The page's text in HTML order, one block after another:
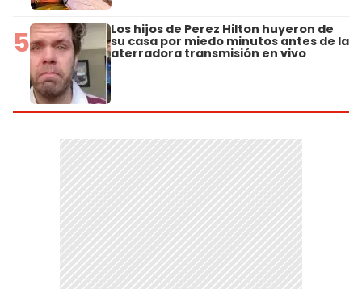
5 Los hijos de Perez Hilton huyeron de
su casa por miedo minutos antes de la
aterradora transmisión en vivo